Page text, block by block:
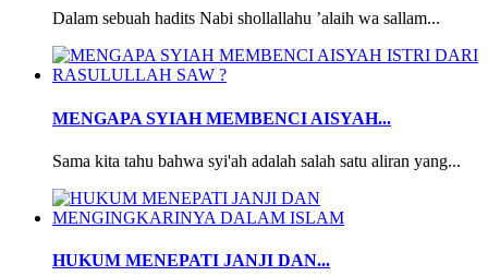
Dalam sebuah hadits Nabi shollallahu ’alaih wa sallam...
MENGAPA SYIAH MEMBENCI AISYAH...
Sama kita tahu bahwa syi'ah adalah salah satu aliran yang...
HUKUM MENEPATI JANJI DAN...